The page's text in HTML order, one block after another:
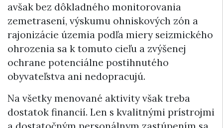
avšak bez dôkladného monitorovania
zemetrasení, výskumu ohniskových zón a
rajonizácie územia podľa miery seizmického
ohrozenia sa k tomuto cieľu a zvýšenej
ochrane potenciálne postihnutého
obyvateľstva ani nedopracujú.
Na všetky menované aktivity však treba
dostatok financií. Len s kvalitnými prístrojmi